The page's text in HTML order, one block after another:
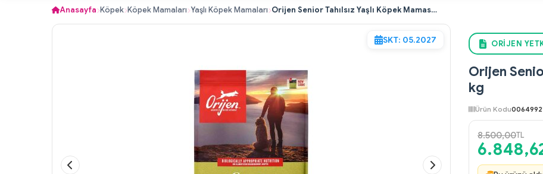
Anasayfa Köpek Köpek Mamaları Yaşlı Köpek Mamaları Orijen Senior Tahılsız Yaşlı Köpek Maması 11,4 kg
SKT: 05.2027 ORIJEN
Orijen
kg
Ürün Kodu
8.500,00TL